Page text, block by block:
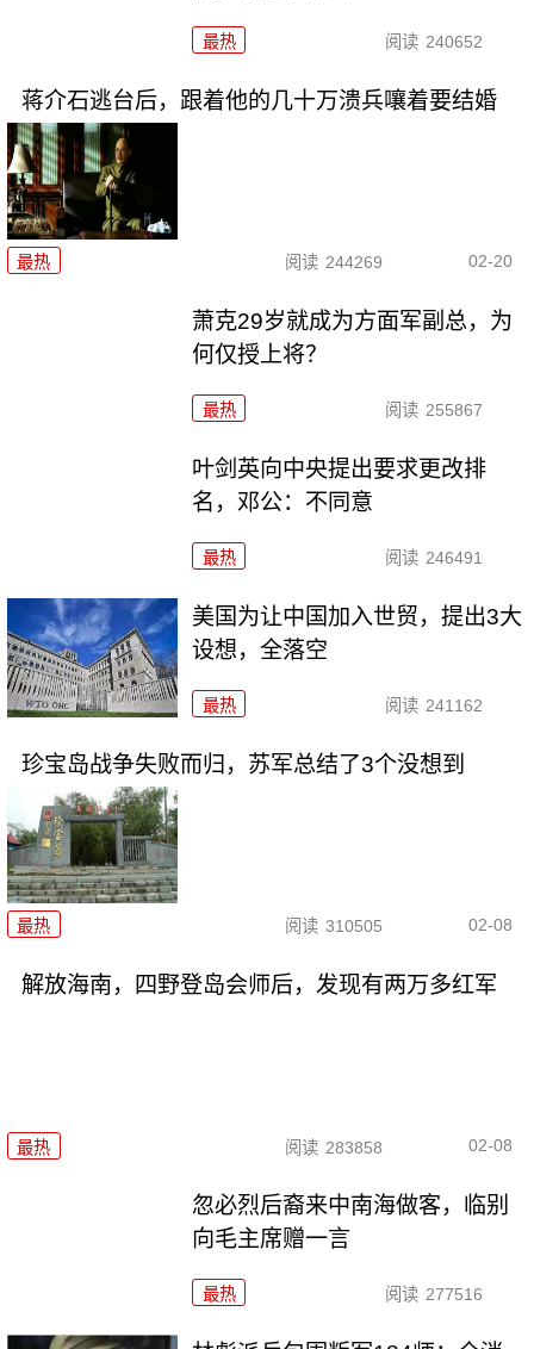
最热 阅读 240652
蒋介石逃台后，跟着他的几十万溃兵嚷着要结婚
最热 阅读 244269 02-20
萧克29岁就成为方面军副总，为
何仅授上将？
最热 阅读 255867
叶剑英向中央提出要求更改排
名，邓公：不同意
最热 阅读 246491
美国为让中国加入世贸，提出3大
设想，全落空
最热 阅读 241162
珍宝岛战争失败而归，苏军总结了3个没想到
最热 阅读 310505 02-08
解放海南，四野登岛会师后，发现有两万多红军
最热 阅读 283858 02-08
忽必烈后裔来中南海做客，临别
向毛主席赠一言
最热 阅读 277516